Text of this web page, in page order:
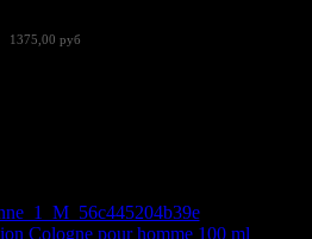
1375,00 руб
Cologne pour homme 100 ml